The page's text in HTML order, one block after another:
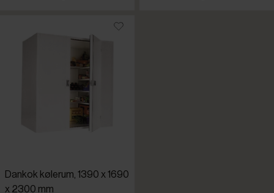
Dankok kølerum, 1390 x 1690
x 2300 mm